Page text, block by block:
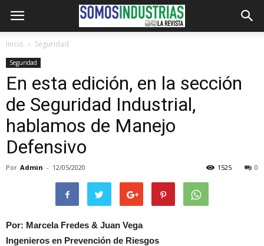
Inicio Seguridad
Seguridad
En esta edición, en la sección
de Seguridad Industrial,
hablamos de Manejo
Defensivo
Por Admin - 12/05/2020 0
1525
Por: Marcela Fredes & Juan Vega
Ingenieros en Prevención de Riesgos